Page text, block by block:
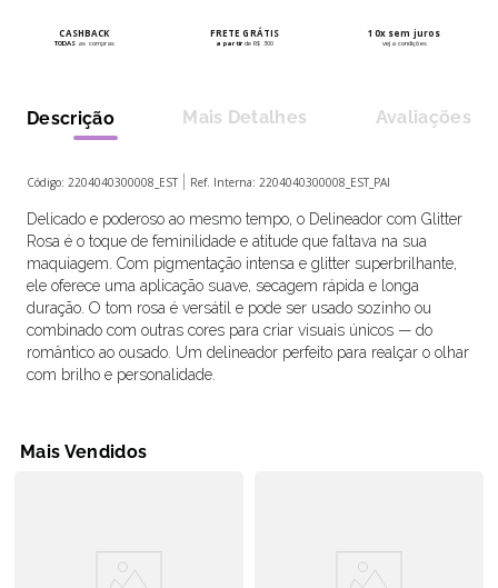
CASHBACK
TODAS as compras
FRETE GRÁTIS
a partirde R$ 300
10x sem juros
veja condições
Descrição Mais Detalhes Avaliações
Código: 2204040300008_EST Ref. Interna: 2204040300008_EST_PAI
Delicado e poderoso ao mesmo tempo, o Delineador com Glitter
Rosa é o toque de feminilidade e atitude que faltava na sua
maquiagem. Com pigmentação intensa e glitter superbrilhante,
ele oferece uma aplicação suave, secagem rápida e longa
duração. O tom rosa é versátil e pode ser usado sozinho ou
combinado com outras cores para criar visuais únicos — do
romântico ao ousado. Um delineador perfeito para realçar o olhar
com brilho e personalidade.
Mais Vendidos